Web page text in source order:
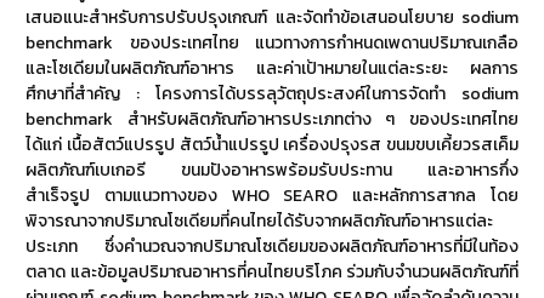
เสนอแนะสำหรับการปรับปรุงเกณฑ์ และจัดทำข้อเสนอนโยบาย sodium
benchmark ของประเทศไทย แนวทางการกำหนดเพดานปริมาณเกลือ
และโซเดียมในผลิตภัณฑ์อาหาร และค่าเป้าหมายในแต่ละระยะ ผลการ
ศึกษาที่สำคัญ : โครงการได้บรรลุวัตถุประสงค์ในการจัดทำ sodium
benchmark สำหรับผลิตภัณฑ์อาหารประเภทต่าง ๆ ของประเทศไทย
ได้แก่ เนื้อสัตว์แปรรูป สัตว์น้ำแปรรูป เครื่องปรุงรส ขนมขบเคี้ยวรสเค็ม
ผลิตภัณฑ์เบเกอรี ขนมปังอาหารพร้อมรับประทาน และอาหารกึ่ง
สำเร็จรูป ตามแนวทางของ WHO SEARO และหลักการสากล โดย
พิจารณาจากปริมาณโซเดียมที่คนไทยได้รับจากผลิตภัณฑ์อาหารแต่ละ
ประเภท ซึ่งคำนวณจากปริมาณโซเดียมของผลิตภัณฑ์อาหารที่มีในท้อง
ตลาด และข้อมูลปริมาณอาหารที่คนไทยบริโภค ร่วมกับจำนวนผลิตภัณฑ์ที่